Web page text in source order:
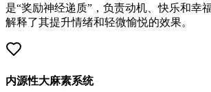
是“奖励神经递质”，负责动机、快乐和幸
解释了其提升情绪和轻微愉悦的效果。
内源性大麻素系统